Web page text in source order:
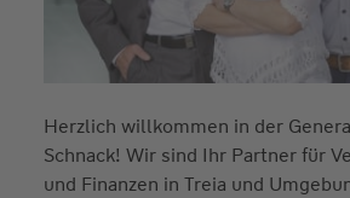
Herzlich willkommen in der
Schnack! Wir sind Ihr Partner für
und Finanzen in Treia und